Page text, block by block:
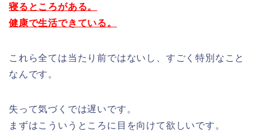
寝るところがある。
健康で生活できている。
これら全ては当たり前ではないし、すごく特別なこと
なんです。
失って気づくでは遅いです。
まずはこういうところに目を向けて欲しいです。